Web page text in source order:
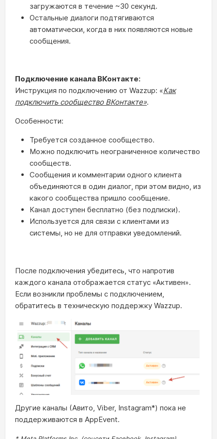
загружаются в течение ~30 секунд.
Остальные диалоги подтягиваются
автоматически, когда в них появляются новые
сообщения.
Подключение канала ВКонтакте:
Инструкция по подключению от Wazzup: «Как
подключить сообщество ВКонтакте».
Особенности:
Требуется созданное сообщество.
Можно подключить неограниченное количество
сообществ.
Сообщения и комментарии одного клиента
объединяются в один диалог, при этом видно, из
какого сообщества пришло сообщение.
Канал доступен бесплатно (без подписки).
Используется для связи с клиентами из
системы, но не для отправки уведомлений.
После подключения убедитесь, что напротив
каждого канала отображается статус «Активен».
Если возникли проблемы с подключением,
обратитесь в техническую поддержку Wazzup.
Другие каналы (Авито, Viber, Instagram*) пока не
поддерживаются в AppEvent.